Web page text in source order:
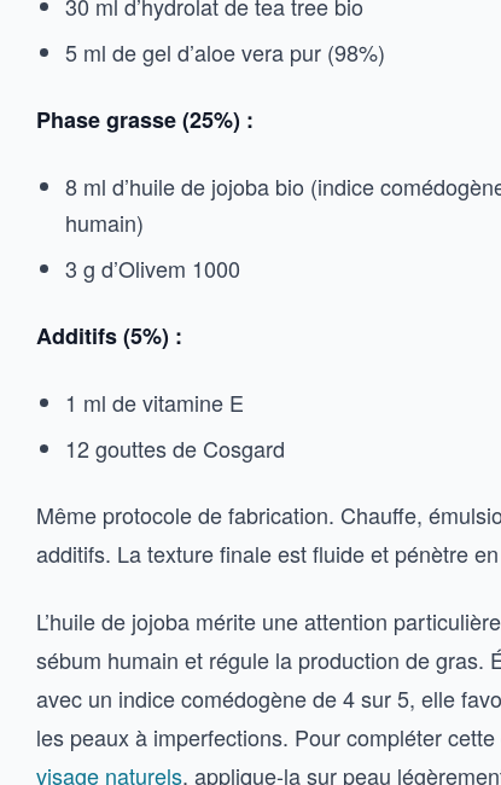
30 ml d’hydrolat de tea tree bio
5 ml de gel d’aloe vera pur (98%)
Phase grasse (25%) :
8 ml d’huile de jojoba bio (indice
humain)
3 g d’Olivem 1000
Additifs (5%) :
1 ml de vitamine E
12 gouttes de Cosgard
Même protocole de fabrication. Chauffe,
additifs. La texture finale est fluide et pénètre
L’huile de jojoba mérite une attention
sébum humain et régule la production de gras.
avec un indice comédogène de 4 sur 5, elle
les peaux à imperfections. Pour compléter
visage naturels, applique-la sur peau